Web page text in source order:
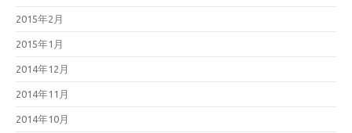
2015年2月
2015年1月
2014年12月
2014年11月
2014年10月